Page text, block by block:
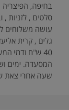
בחיפה, הפיצריה
סלטים , לזניות ,
עושה משלוחים
גלים , קרית
40 ש"ח ודמי
שעה אחרי צאת